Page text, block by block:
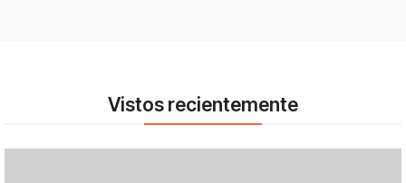
Vistos recientemente